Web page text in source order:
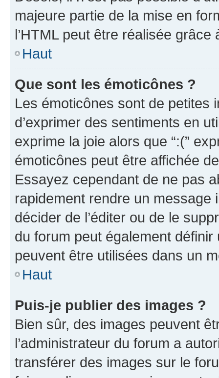
majeure partie de la mise en
l’HTML peut être réalisée grâce
Haut
Que sont les émoticônes ?
Les émoticônes sont de petites
d’exprimer des sentiments en
exprime la joie alors que “:(”
émoticônes peut être affichée
Essayez cependant de ne pas
rapidement rendre un message
décider de l’éditer ou de le
du forum peut également définir
peuvent être utilisées dans un
Haut
Puis-je publier des images ?
Bien sûr, des images peuvent
l’administrateur du forum a
transférer des images sur le